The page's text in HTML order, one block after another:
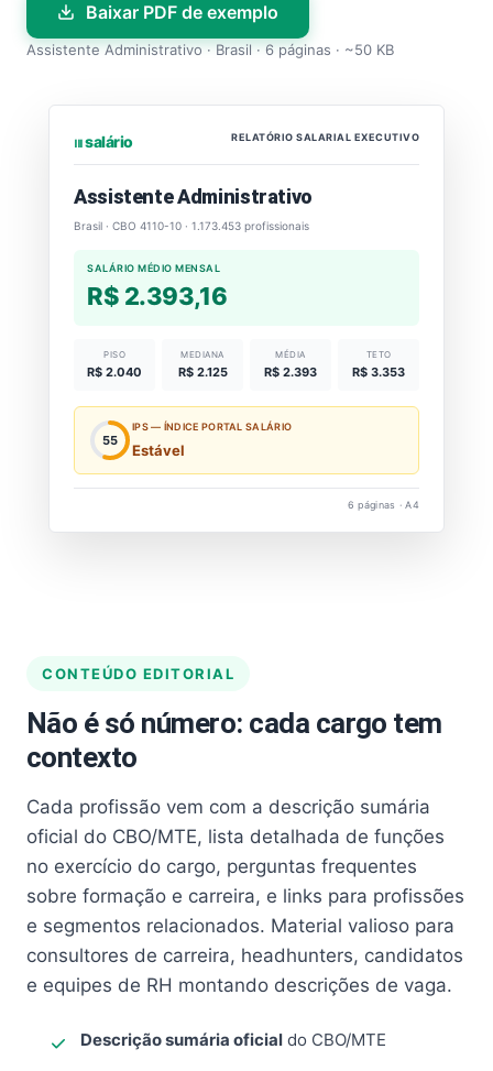
Baixar PDF de exemplo
Assistente Administrativo · Brasil · 6 páginas · ~50 KB
⏐⏐⏐ salário RELATÓRIO SALARIAL EXECUTIVO
Assistente Administrativo
Brasil · CBO 4110-10 · 1.173.453 profissionais
SALÁRIO MÉDIO MENSAL
R$ 2.393,16
PISO
R$ 2.040
MEDIANA
R$ 2.125
MÉDIA
R$ 2.393
TETO
R$ 3.353
55
IPS — ÍNDICE PORTAL SALÁRIO
Estável
6 páginas · A4
CONTEÚDO EDITORIAL
Não é só número: cada cargo tem
contexto
Cada profissão vem com a descrição sumária
oficial do CBO/MTE, lista detalhada de funções
no exercício do cargo, perguntas frequentes
sobre formação e carreira, e links para profissões
e segmentos relacionados. Material valioso para
consultores de carreira, headhunters, candidatos
e equipes de RH montando descrições de vaga.
Descrição sumária oficial do CBO/MTE